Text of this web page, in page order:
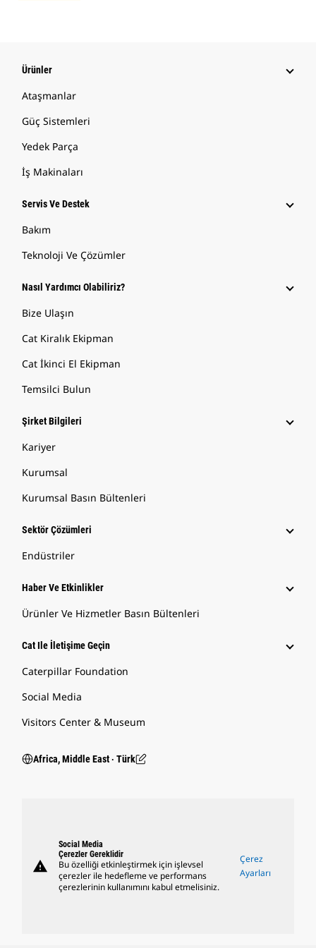
Ürünler
Ataşmanlar
Güç Sistemleri
Yedek Parça
İş Makinaları
Servis Ve Destek
Bakım
Teknoloji Ve Çözümler
Nasıl Yardımcı Olabiliriz?
Bize Ulaşın
Cat Kiralık Ekipman
Cat İkinci El Ekipman
Temsilci Bulun
Şirket Bilgileri
Kariyer
Kurumsal
Kurumsal Basın Bültenleri
Sektör Çözümleri
Endüstriler
Haber Ve Etkinlikler
Ürünler Ve Hizmetler Basın Bültenleri
Cat Ile İletişime Geçin
Caterpillar Foundation
Social Media
Visitors Center & Museum
Africa, Middle East ‧ Türk
warning
Social Media
Çerezler Gereklidir
Bu özelliği etkinleştirmek için işlevsel
çerezler ile hedefleme ve performans
çerezlerinin kullanımını kabul etmelisiniz.
Çerez
Ayarları